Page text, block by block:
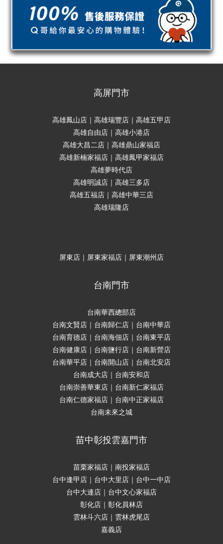
高屏門市
高雄鳳山店｜高雄瑞豐店｜高雄五甲店
高雄自由店｜高雄小港店
高雄大昌二店｜高雄鼎山家福店
高雄新楠家福店｜高雄鳳甲家福店
高雄夢時代店
高雄明誠店｜高雄三多店
高雄五福店｜高雄中華三店
高雄瑞隆店
屏東店｜屏東家福店｜屏東潮州店
台南門市
台南華西總部店
台南文賢店｜台南歸仁店｜台南中華店
台南育德店｜台南海佃店｜台南東平店
台南健康店｜台南鹽行店｜台南新營店
台南華平店｜台南開山店｜台南北安店
台南成大店｜台南安和店
台南崇善華東店｜台南新仁家福店
台南仁德家福店｜台南中正家福店
台南未來之城
苗中彰投雲嘉門市
苗栗家福店｜南投家福店
台中逢甲店｜台中大里店｜台中一中店
台中大連店｜台中文心家福店
彰化店｜彰化員林店
雲林斗六店｜雲林虎尾店
嘉義店